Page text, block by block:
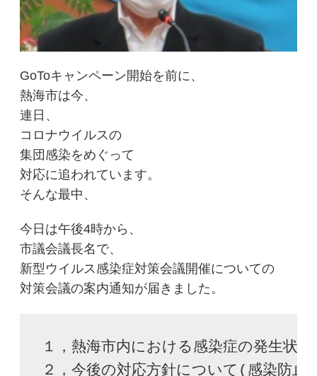
GoToキャンペーン開始を前に、
熱海市は今、
連日、
コロナウイルスの
集団感染をめぐって
対応に追われています。
そんな最中、
今日は午後4時から、
市議会議長名で、
新型ウイルス感染症対策会議開催についての
対策会議の案内通知が届きました。
１，熱海市内における感染症の発生状
２，今後の対応方針について(感染防止